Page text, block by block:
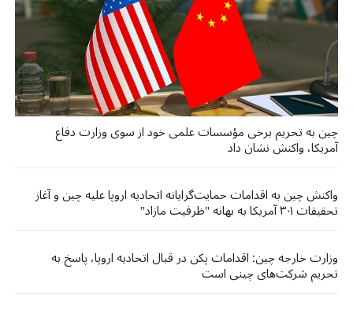
چین به تحریم برخی مؤسسات علمی خود از سوی وزارت دفاع
آمریکا، واکنش نشان داد
واکنش چین به اقدامات حمایت‌گرایانه اتحادیه اروپا علیه چین و آغاز
تحقیقات ۳۰۱ آمریکا به بهانه "ظرفیت مازاد"
وزارت خارجه چین: اقدامات پکن در قبال اتحادیه اروپا، پاسخ به
تحریم شرکت‌های چینی است